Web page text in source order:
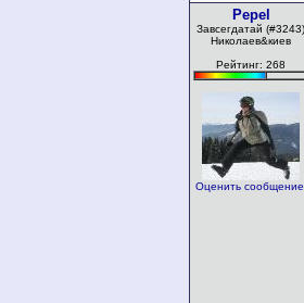
Pepel
Завсегдатай (#3243)
Николаев&киев
Рейтинг: 268
Оценить